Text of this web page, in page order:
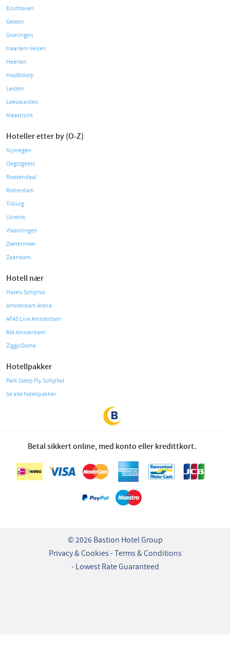
Eindhoven
Geleen
Groningen
Haarlem Velsen
Heerlen
Hoofddorp
Leiden
Leeuwarden
Maastricht
Hoteller etter by (O-Z)
Nijmegen
Oegstgeest
Roosendaal
Rotterdam
Tilburg
Utrecht
Vlaardingen
Zoetermeer
Zaandam
Hotell nær
Hotels Schiphol
Amsterdam Arena
AFAS Live Amsterdam
RAI Amsterdam
Ziggo Dome
Hotellpakker
Park Sleep Fly Schiphol
Se alle hotellpakker
Betal sikkert online, med konto eller kredittkort.
© 2026 Bastion Hotel Group
Privacy & Cookies Terms & Conditions
Lowest Rate Guaranteed